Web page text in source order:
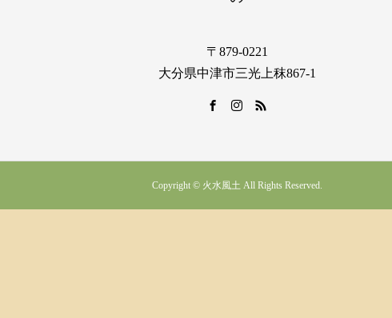
〒879-0221
大分県中津市三光上秣867-1
Copyright © 火水風土 All Rights Reserved.